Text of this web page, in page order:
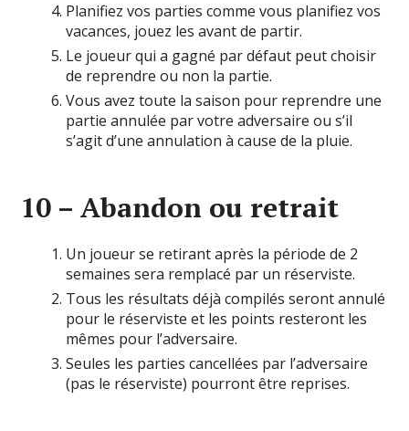
Planifiez vos parties comme vous planifiez vos
vacances, jouez les avant de partir.
Le joueur qui a gagné par défaut peut choisir
de reprendre ou non la partie.
Vous avez toute la saison pour reprendre une
partie annulée par votre adversaire ou s’il
s’agit d’une annulation à cause de la pluie.
10 – Abandon ou retrait
Un joueur se retirant après la période de 2
semaines sera remplacé par un réserviste.
Tous les résultats déjà compilés seront annulé
pour le réserviste et les points resteront les
mêmes pour l’adversaire.
Seules les parties cancellées par l’adversaire
(pas le réserviste) pourront être reprises.